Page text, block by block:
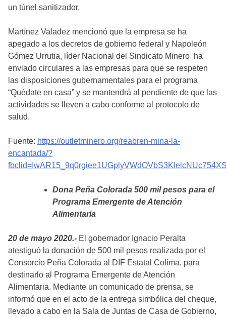
un túnel sanitizador.
Martínez Valadez mencionó que la empresa se ha
apegado a los decretos de gobierno federal y Napoleón
Gómez Urrutia, líder Nacional del Sindicato Minero ha
enviado circulares a las empresas para que se respeten
las disposiciones gubernamentales para el programa
“Quédate en casa” y se mantendrá al pendiente de que las
actividades se lleven a cabo conforme al protocolo de
salud.
Fuente: https://outletminero.org/reabren-mina-la-
encantada/?
Dona Peña Colorada 500 mil pesos para el
Programa Emergente de Atención
Alimentaria
20 de mayo 2020.- El gobernador Ignacio Peralta
atestiguó la donación de 500 mil pesos realizada por el
Consorcio Peña Colorada al DIF Estatal Colima, para
destinarlo al Programa Emergente de Atención
Alimentaria. Mediante un comunicado de prensa, se
informó que en el acto de la entrega simbólica del cheque,
llevado a cabo en la Sala de Juntas de Casa de Gobierno,